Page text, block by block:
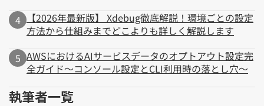
【2026年最新版】 Xdebug徹底解説！環境ごとの設定
方法から仕組みまでどこよりも詳しく解説します
AWSにおけるAIサービスデータのオプトアウト設定完
全ガイド～コンソール設定とCLI利用時の落とし穴～
執筆者一覧